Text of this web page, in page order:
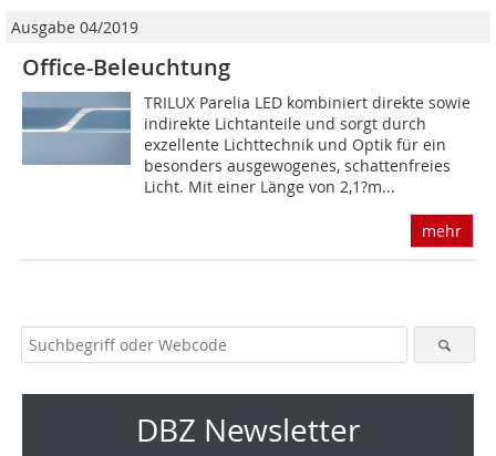
Ausgabe 04/2019
Office-Beleuchtung
TRILUX Parelia LED kombiniert direkte sowie
indirekte Lichtanteile und sorgt durch
exzellente Lichttechnik und Optik für ein
besonders ausgewogenes, schattenfreies
Licht. Mit einer Länge von 2,1?m...
mehr
DBZ Newsletter